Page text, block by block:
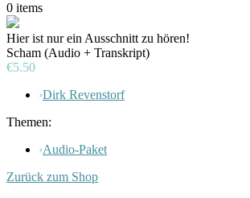
0 items
Hier ist nur ein Ausschnitt zu hören!
Scham (Audio + Transkript)
€5.50
›Dirk Revenstorf
Themen:
›Audio-Paket
Zurück zum Shop